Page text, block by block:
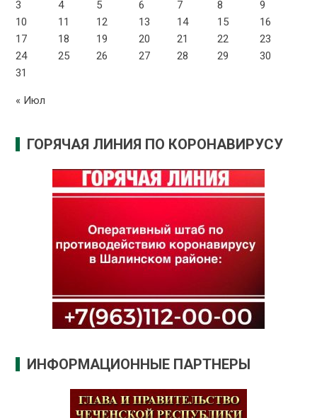
3 4 5 6 7 8
9
10
11 12 13 14 15
16
17
18 19 20 21 22
23
24
25 26 27 28 29
30
31
« Июл
ГОРЯЧАЯ ЛИНИЯ ПО КОРОНАВИРУСУ
ИНФОРМАЦИОННЫЕ ПАРТНЕРЫ